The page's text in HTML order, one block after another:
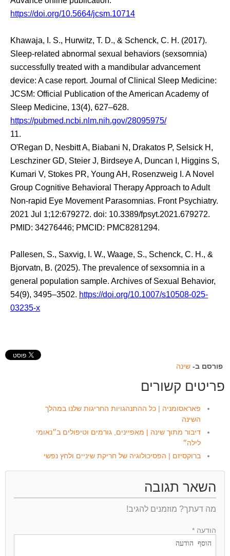
https://doi.org/10.5664/jcsm.10714
Khawaja, I. S., Hurwitz, T. D., & Schenck, C. H. (2017).
Sleep-related abnormal sexual behaviors (sexsomnia)
successfully treated with a mandibular advancement
device: A case report. Journal of Clinical Sleep Medicine:
JCSM: Official Publication of the American Academy of
Sleep Medicine, 13(4), 627–628.
https://pubmed.ncbi.nlm.nih.gov/28095975/
11.
O'Regan D, Nesbitt A, Biabani N, Drakatos P, Selsick H,
Leschziner GD, Steier J, Birdseye A, Duncan I, Higgins S,
Kumari V, Stokes PR, Young AH, Rosenzweig I. A Novel
Group Cognitive Behavioral Therapy Approach to Adult
Non-rapid Eye Movement Parasomnias. Front Psychiatry.
2021 Jul 1;12:679272. doi: 10.3389/fpsyt.2021.679272.
PMID: 34276446; PMCID: PMC8281294.
Pallesen, S., Saxvig, I. W., Waage, S., Schenck, C. H., &
Bjorvatn, B. (2025). The prevalence of sexsomnia in a
general population sample. Archives of Sexual Behavior,
54(9), 3495–3502. https://doi.org/10.1007/s10508-025-
03235-x
פורסם ב- שינה
פריטים קשורים
פאראסומניה | כל ההתנהגויות החריגות שלנו במהלך
השינה
דיבור מתוך שינה | מאפיינים, גורמים וטיפולים ב״נאומי
לילה״
ברוקסיזם | הפסיכולוגיה של חריקת שיניים ולחץ נפשי
השאר תגובה
מה דעתך? מוזמנים להגיב!
הודעה *